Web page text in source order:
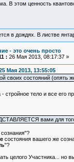
В этом ценность
в дождях. В листве
- это очень просто
: 26 Мая 2013, 08:17:37 »
Мая 2013, 13:55:05
своих состояний (опять
- стройное тело и все его
вами для
состояния вашего же
"?
целого Участника... но